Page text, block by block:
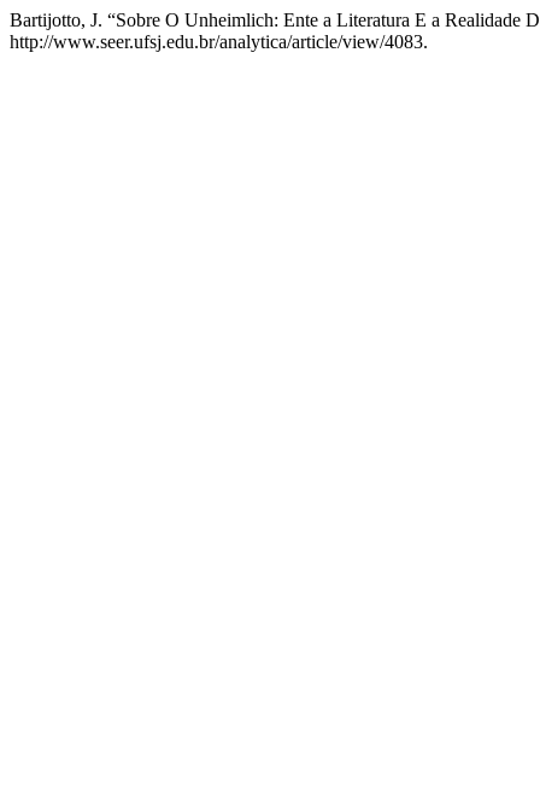
Bartijotto, J. “Sobre O Unheimlich: Ente a Literatura E a Realidade
http://www.seer.ufsj.edu.br/analytica/article/view/4083.